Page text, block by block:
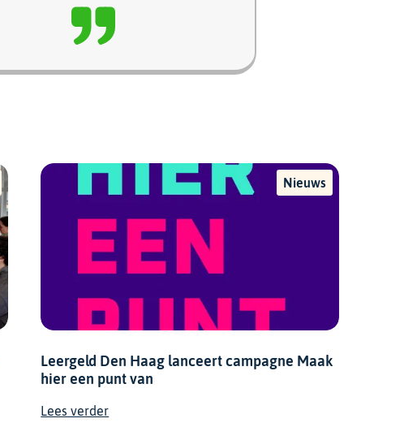
Nieuws
Leergeld Den Haag lanceert campagne Maak
hier een punt van
Lees verder